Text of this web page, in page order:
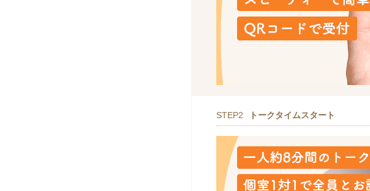
STEP2 トークタイムスタート